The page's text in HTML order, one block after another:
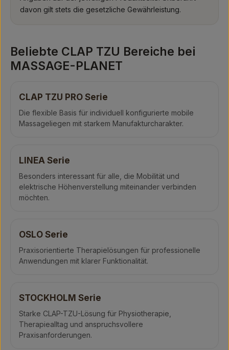
davon gilt stets die gesetzliche Gewährleistung.
Beliebte CLAP TZU Bereiche bei
MASSAGE-PLANET
CLAP TZU PRO Serie
Die flexible Basis für individuell konfigurierte mobile
Massageliegen mit starkem Manufakturcharakter.
LINEA Serie
Besonders interessant für alle, die Mobilität und
elektrische Höhenverstellung miteinander verbinden
möchten.
OSLO Serie
Praxisorientierte Therapielösungen für professionelle
Anwendungen mit klarer Funktionalität.
STOCKHOLM Serie
Starke CLAP-TZU-Lösung für Physiotherapie,
Therapiealltag und anspruchsvollere
Praxisanforderungen.